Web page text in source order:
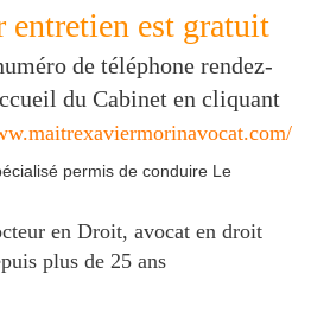
entretien est gratuit
de téléphone rendez-
du Cabinet en cliquant
en Droit, avocat en droit
plus de 25 ans